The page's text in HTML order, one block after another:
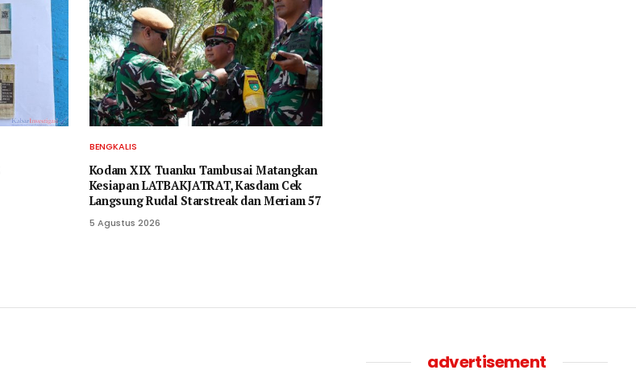
BENGKALIS
Kodam XIX Tuanku Tambusai Matangkan
Kesiapan LATBAKJATRAT, Kasdam Cek
Langsung Rudal Starstreak dan Meriam 57
5 Agustus 2026
advertisement